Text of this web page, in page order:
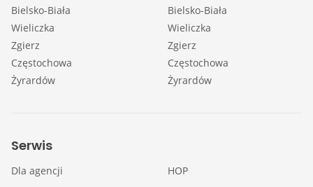
Bielsko-Biała
Wieliczka
Zgierz
Częstochowa
Żyrardów
Bielsko-Biała
Wieliczka
Zgierz
Częstochowa
Żyrardów
Serwis
Dla agencji HOP